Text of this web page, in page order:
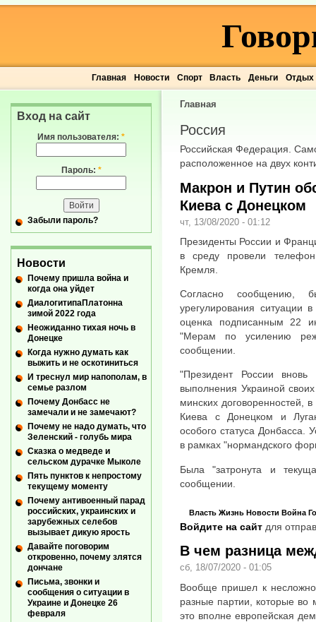
Главная Новости Спорт Власть Деньги Отдых
Главная
Россия
Российская Федерация.
расположенное на двух
Макрон и Путин
Киева с Донецком
чт, 13/08/2020 - 01:12
Президенты России и
в среду провели
Кремля.
Согласно сообщению,
урегулирования ситуации
оценка подписанным 22
"Мерам по усилению
сообщении.
"Президент России вновь
выполнения Украиной
минских договоренностей,
Киева с Донецком и
особого статуса Донбасса.
в рамках "нормандского
Была "затронута и
сообщении.
Власть Жизнь Новости Война
Войдите на сайт для
В чем разница
сб, 18/07/2020 - 01:05
Вообще пришел к
разные партии, которые во
это вполне европейская
Вход на сайт
Имя пользователя: *
Пароль: *
Забыли пароль?
Новости
Почему пришла война и
когда она уйдет
ДиалогитипаПлатонна
зимой 2022 года
Неожиданно тихая ночь в
Донецке
Когда нужно думать как
выжить и не оскотиниться
И треснул мир напополам, в
семье разлом
Почему Донбасс не
замечали и не замечают?
Почему не надо думать, что
Зеленский - голубь мира
Сказка о медведе и
сельском дурачке Мыколе
Пять пунктов к непростому
текущему моменту
Почему антивоенный парад
российских, украинских и
зарубежных селебов
вызывает дикую ярость
Давайте поговорим
откровенно, почему злятся
дончане
Письма, звонки и
сообщения о ситуации в
Украине и Донецке 26
февраля